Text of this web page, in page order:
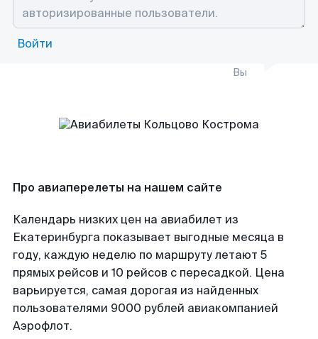
Войти
Вы
Про авиаперелеты на нашем сайте
Календарь низких цен на авиабилет из
Екатеринбурга показывает выгодные месяца в
году, каждую неделю по маршруту летают 5
прямых рейсов и 10 рейсов с пересадкой. Цена
варьируется, самая дорогая из найденных
пользователями 9000 рублей авиакомпанией
Аэрофлот.